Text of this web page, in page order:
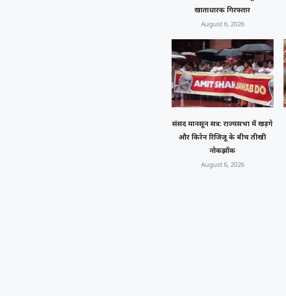
खाताधारक गिरफ्तार
August 6, 2026
संसद मानसून सत्र: राज्यसभा में खड़गे
और किरेन रिजिजू के बीच तीखी
नोकझोंक
August 6, 2026